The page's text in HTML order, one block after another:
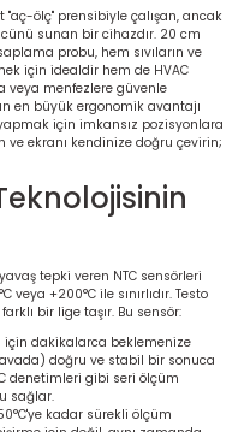
ölç" prensibiyle çalışan, ancak
sunan bir cihazdır. 20 cm
probu, hem sıvıların ve
için idealdir hem de HVAC
veya menfezlere güvenle
en büyük ergonomik avantajı
için imkansız pozisyonlara
ekranı kendinize doğru çevirin;
tepki veren NTC sensörleri
veya +200°C ile sınırlıdır. Testo
bir lige taşır. Bu sensör:
için dakikalarca beklemenize
doğru ve stabil bir sonuca
denetimleri gibi seri ölçüm
sağlar.
kadar sürekli ölçüm